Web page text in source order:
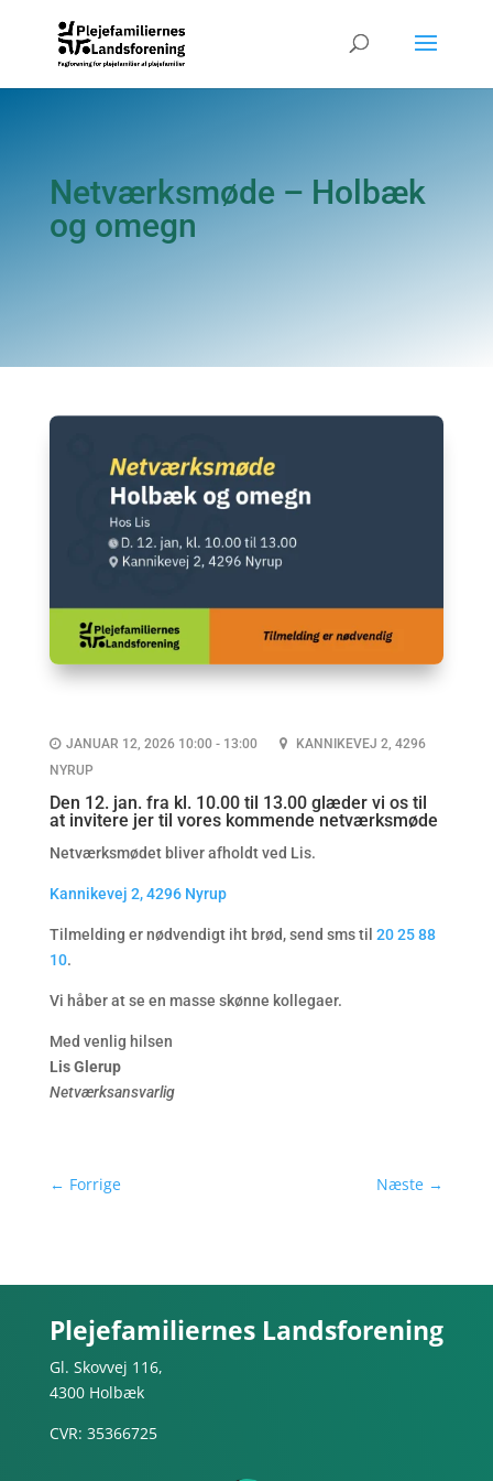
Netværksmøde – Holbæk
og omegn
JANUAR 12, 2026 10:00 - 13:00
KANNIKEVEJ 2, 4296
NYRUP
Den 12. jan. fra kl. 10.00 til 13.00 glæder vi os til
at invitere jer til vores kommende netværksmøde
Netværksmødet bliver afholdt ved Lis.
Kannikevej 2, 4296 Nyrup
Tilmelding er nødvendigt iht brød, send sms til 20 25 88
10.
Vi håber at se en masse skønne kollegaer.
Med venlig hilsen
Lis Glerup
Netværksansvarlig
← Forrige Næste →
Plejefamiliernes Landsforening
Gl. Skovvej 116,
4300 Holbæk
CVR: 35366725